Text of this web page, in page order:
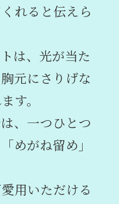
れると伝えら
は、光が当た
元にさりげな
す。
、一つひとつ
めがね留め」
用いただける